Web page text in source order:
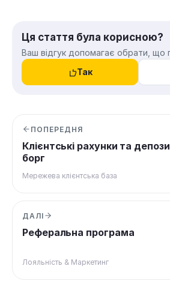
Ця стаття була корисною?
Ваш відгук допомагає обрати, що
Так
ПОПЕРЕДНЯ
Клієнтські рахунки та
борг
Мережева клієнтська база
ДАЛІ
Реферальна програма
Лояльність & Маркетинг